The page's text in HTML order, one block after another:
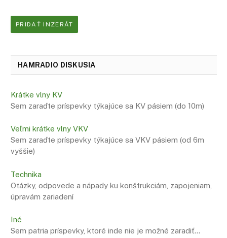
PRIDAŤ INZERÁT
HAMRADIO DISKUSIA
Krátke vlny KV
Sem zaraďte príspevky týkajúce sa KV pásiem (do 10m)
Veľmi krátke vlny VKV
Sem zaraďte príspevky týkajúce sa VKV pásiem (od 6m
vyššie)
Technika
Otázky, odpovede a nápady ku konštrukciám, zapojeniam,
úpravám zariadení
Iné
Sem patria príspevky, ktoré inde nie je možné zaradiť…